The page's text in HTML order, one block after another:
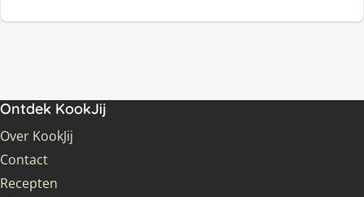
Ontdek KookJij
Over KookJij
Contact
Recepten